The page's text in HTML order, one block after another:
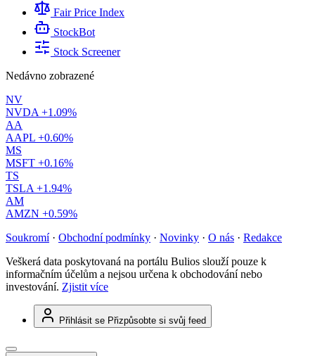
Fair Price Index
StockBot
Stock Screener
Nedávno zobrazené
NV
NVDA +1.09%
AA
AAPL +0.60%
MS
MSFT +0.16%
TS
TSLA +1.94%
AM
AMZN +0.59%
Soukromí · Obchodní podmínky · Novinky · O nás · Redakce
Veškerá data poskytovaná na portálu Bulios slouží pouze k
informačním účelům a nejsou určena k obchodování nebo
investování. Zjistit více
Přihlásit se Přizpůsobte si svůj feed